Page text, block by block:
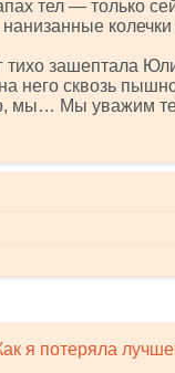
тел — только
зашептала
него сквозь
мы… Мы уважим
я потеряла